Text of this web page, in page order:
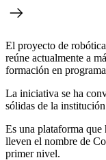
El proyecto de
reúne actualmente a
formación en
La iniciativa se ha
sólidas de la
Es una plataforma que
lleven el nombre de
primer nivel.